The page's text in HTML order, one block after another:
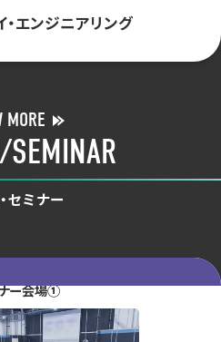
エンジニアリング
MORE
SEMINAR
セミナー
ー会場①